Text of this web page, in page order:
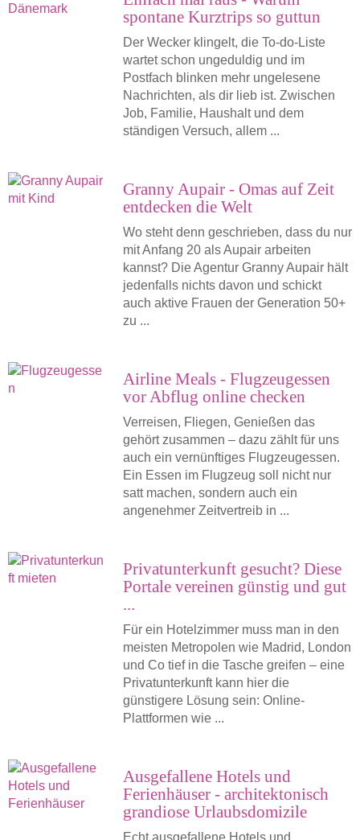
spontane Kurztrips so guttun
Der Wecker klingelt, die To-do-Liste
wartet schon ungeduldig und im
Postfach blinken mehr ungelesene
Nachrichten, als dir lieb ist. Zwischen
Job, Familie, Haushalt und dem
ständigen Versuch, allem ...
Granny Aupair - Omas auf Zeit
entdecken die Welt
Wo steht denn geschrieben, dass du nur
mit Anfang 20 als Aupair arbeiten
kannst? Die Agentur Granny Aupair hält
jedenfalls nichts davon und schickt
auch aktive Frauen der Generation 50+
zu ...
Airline Meals - Flugzeugessen
vor Abflug online checken
Verreisen, Fliegen, Genießen das
gehört zusammen – dazu zählt für uns
auch ein vernünftiges Flugzeugessen.
Ein Essen im Flugzeug soll nicht nur
satt machen, sondern auch ein
angenehmer Zeitvertreib in ...
Privatunterkunft gesucht? Diese
Portale vereinen günstig und gut
...
Für ein Hotelzimmer muss man in den
meisten Metropolen wie Madrid, London
und Co tief in die Tasche greifen – eine
Privatunterkunft kann hier die
günstigere Lösung sein: Online-
Plattformen wie ...
Ausgefallene Hotels und
Ferienhäuser - architektonisch
grandiose Urlaubsdomizile
Echt ausgefallene Hotels und